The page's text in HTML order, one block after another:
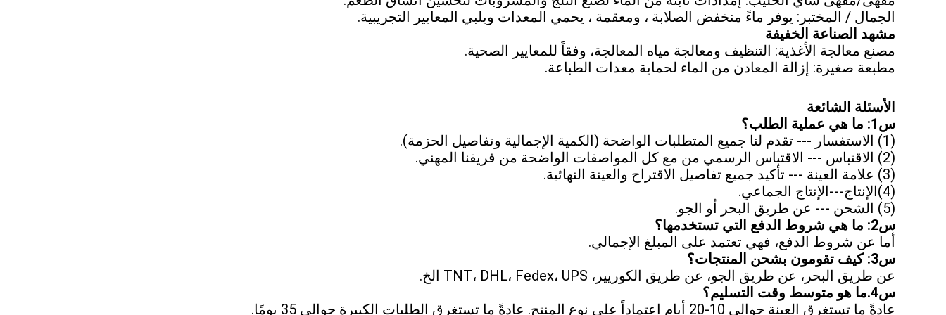
الجمال / المختبر: يوفر ماءً منخفض الصلابة ، ومعقمة ، يحمي المعدات ويلبي المعايير التجريبية.
مشهد الصناعة الخفيفة
مصنع معالجة الأغذية: التنظيف ومعالجة مياه المعالجة، وفقاً للمعايير الصحية.
مطبعة صغيرة: إزالة المعادن من الماء لحماية معدات الطباعة.
الأسئلة الشائعة
س1: ما هي عملية الطلب؟
(1) الاستفسار --- تقدم لنا جميع المتطلبات الواضحة (الكمية الإجمالية وتفاصيل الحزمة).
(2) الاقتباس --- الاقتباس الرسمي من مع كل المواصفات الواضحة من فريقنا المهني.
(3) علامة العينة --- تأكيد جميع تفاصيل الاقتراح والعينة النهائية.
(4)الإنتاج---الإنتاج الجماعي.
(5) الشحن --- عن طريق البحر أو الجو.
س2: ما هي شروط الدفع التي تستخدمها؟
أما عن شروط الدفع، فهي تعتمد على المبلغ الإجمالي.
س3: كيف تقومون بشحن المنتجات؟
عن طريق البحر، عن طريق الجو، عن طريق الكوريير، TNT، DHL، Fedex، UPS الخ.
س4.ما هو متوسط وقت التسليم؟
عادةً ما تستغرق العينة حوالي 10-20 أيام اعتماداً على نوع المنتج. عادةً ما تستغرق الطلبات الكبيرة حوالي 35 يومًا.